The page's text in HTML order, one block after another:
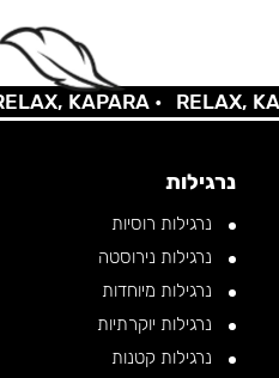
KAPARA • RELAX,
נרגילות
נרגילות רוסיות
נרגילות נירוסטה
נרגילות מיוחדות
נרגילות יוקרתיות
נרגילות קטנות